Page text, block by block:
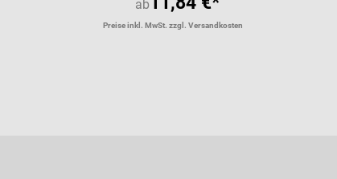
ab
Preise inkl. MwSt. zzgl. Versandkosten